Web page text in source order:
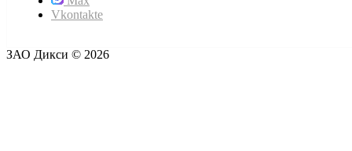
Vkontakte
ЗАО Дикси © 2026